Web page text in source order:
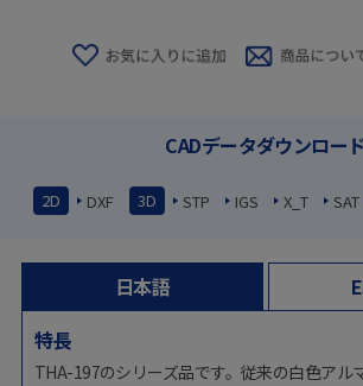
CADデータダウンロー
2D DXF 3D STP IGS X_T SAT
日本語
特長
THA-197のシリーズ品です。従来の白色アル